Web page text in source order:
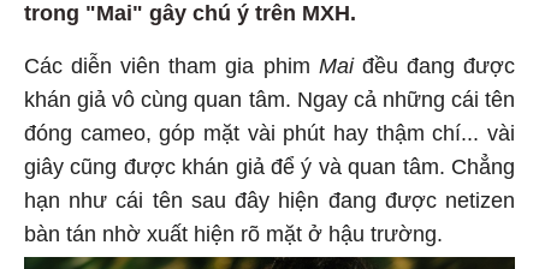
trong "Mai" gây chú ý trên MXH.
Các diễn viên tham gia phim Maiđều đang được
khán giả vô cùng quan tâm. Ngay cả những cái tên
đóng cameo, góp mặt vài phút hay thậm chí... vài
giây cũng được khán giả để ý và quan tâm. Chẳng
hạn như cái tên sau đây hiện đang được netizen
bàn tán nhờ xuất hiện rõ mặt ở hậu trường.